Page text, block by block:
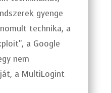
gyenge
technika, a
a Google
nem
a MultiLogint